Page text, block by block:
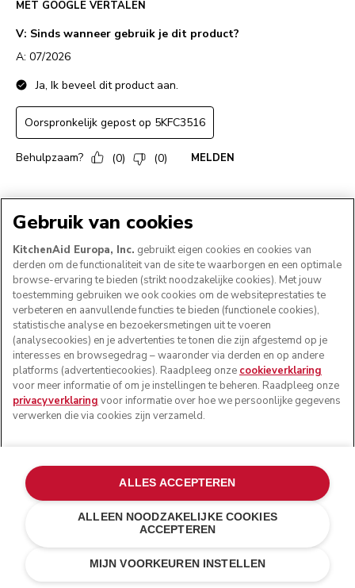
Kosten besparen€ 19,80
Gebruik van cookies
KitchenAid Europa, Inc. gebruikt eigen cookies en cookies van
derden om de functionaliteit van de site te waarborgen en een optimale
browse-ervaring te bieden (strikt noodzakelijke cookies). Met jouw
toestemming gebruiken we ook cookies om de websiteprestaties te
verbeteren en aanvullende functies te bieden (functionele cookies),
statistische analyse en bezoekersmetingen uit te voeren
(analysecookies) en je advertenties te tonen die zijn afgestemd op je
interesses en browsegedrag – waaronder via derden en op andere
platforms (advertentiecookies). Raadpleeg onze cookieverklaring
voor meer informatie of om je instellingen te beheren. Raadpleeg onze
privacyverklaring voor informatie over hoe we persoonlijke gegevens
verwerken die via cookies zijn verzameld.
MIJN VOORKEUREN INSTELLEN
ALLEEN NOODZAKELIJKE COOKIES
ACCEPTEREN
ALLES ACCEPTEREN